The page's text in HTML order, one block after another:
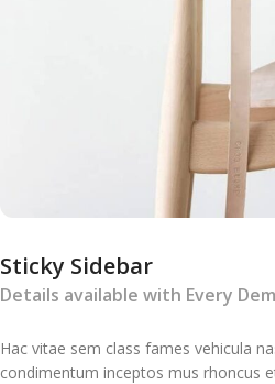
Sticky Sidebar
Details available with Every
Hac vitae sem class fames vehicula
condimentum inceptos mus rhoncus